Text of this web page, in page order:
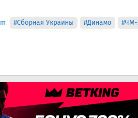
#Сборная Украины #Динамо
#ЧМ-